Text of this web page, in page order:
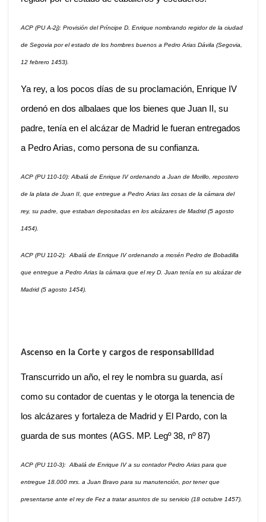
ACP (PU A-2j): Provisión del Príncipe D. Enrique nombrando regidor de la ciudad
de Segovia por el estado de los hombres buenos a Pedro Arias Dávila (Segovia,
12 febrero 1453).
Ya rey, a los pocos días de su proclamación, Enrique IV
ordenó en dos albalaes que los bienes que Juan II, su
padre, tenía en el alcázar de Madrid le fueran entregados
a Pedro Arias, como persona de su confianza.
ACP (PU 110-10): Albalá de Enrique IV ordenando a Juan de Morillo, repostero
de la plata de Juan II, que entregue a Pedro Arias las cosas de la cámara del
rey, su padre, que estaban depositadas en los alcázares de Madrid (5 agosto
1454).
ACP (PU 110-2): Albalá de Enrique IV ordenando a mosén Pedro de Bobadilla
que entregue a Pedro Arias la cámara que el rey D. Juan tenía en su alcázar de
Madrid (5 agosto 1454).
Ascenso en la Corte y cargos de responsabilidad
Transcurrido un año, el rey le nombra su guarda, así
como su contador de cuentas y le otorga la tenencia de
los alcázares y fortaleza de Madrid y El Pardo, con la
guarda de sus montes (AGS. MP. Legº 38, nº 87)
ACP (PU 110-3): Albalá de Enrique IV a su contador Pedro Arias para que
entregue 18.000 mrs. a Juan Bravo para su manutención, por tener que
presentarse ante el rey de Fez a tratar asuntos de su servicio (18 octubre 1457).